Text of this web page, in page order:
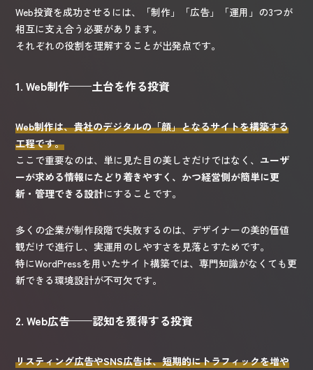
Web投資を成功させるには、「制作」「広告」「運用」の3つが
相互に支え合う必要があります。
それぞれの役割を理解することが出発点です。
1. Web制作——土台を作る投資
Web制作は、貴社のデジタルの「顔」となるサイトを構築する
工程です。
ここで重要なのは、単に見た目の美しさだけではなく、 ユーザ
ーが求める情報にたどり着きやすく、かつ経営側が簡単に更
新・管理できる設計にすることです。
多くの企業が制作段階で失敗するのは、デザイナーの美的価値
観だけで進行し、実運用のしやすさを見落とすためです。
特にWordPressを用いたサイト構築では、専門知識がなくても更
新できる環境設計が不可欠です。
2. Web広告——認知を獲得する投資
リスティング広告やSNS広告は、短期的にトラフィックを増や